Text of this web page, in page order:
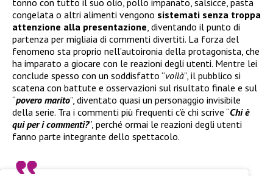
congelata o altri alimenti vengono sistemati senza troppa
attenzione alla presentazione , diventando il punto di
partenza per migliaia di commenti divertiti. La forza del
fenomeno sta proprio nell’autoironia della protagonista, che
ha imparato a giocare con le reazioni degli utenti. Mentre lei
conclude spesso con un soddisfatto “voilà”, il pubblico si
scatena con battute e osservazioni sul risultato finale e sul
“povero marito”, diventato quasi un personaggio invisibile
della serie. Tra i commenti più frequenti c’è chi scrive “Chi è
qui per i commenti?”, perché ormai le reazioni degli utenti
fanno parte integrante dello spettacolo.